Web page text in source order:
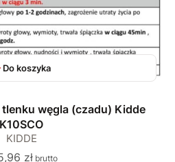
Do koszyka
węgla (czadu) Kidde
K10SCO
KIDDE
zł